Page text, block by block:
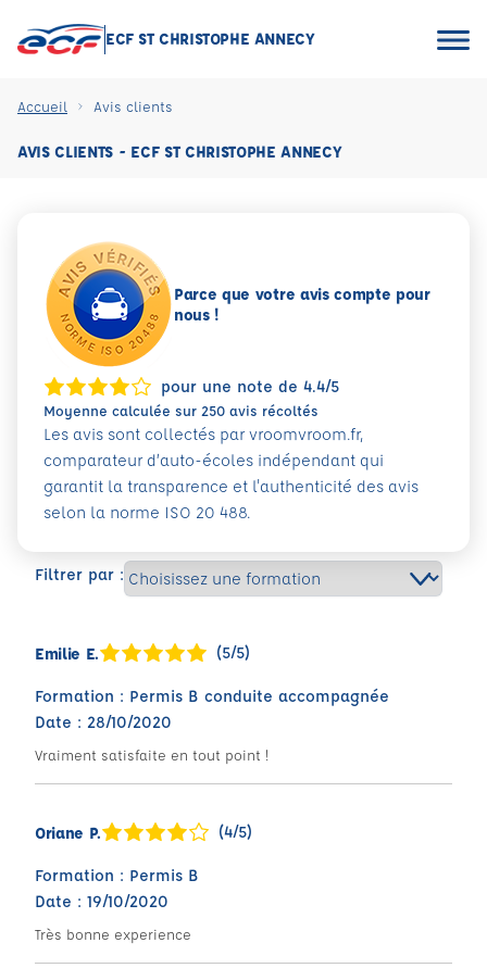
ECF ST CHRISTOPHE ANNECY
Accueil Avis clients
AVIS CLIENTS - ECF ST CHRISTOPHE ANNECY
Filtrer par :
Emilie E. (5/5)
Formation : Permis B conduite accompagnée
Date : 28/10/2020
Vraiment satisfaite en tout point !
Oriane P. (4/5)
Formation : Permis B
Date : 19/10/2020
Très bonne experience
Parce que votre avis compte pour
nous !
pour une note de 4.4/5
Moyenne calculée sur 250 avis récoltés
Les avis sont collectés par vroomvroom.fr,
comparateur d’auto-écoles indépendant qui
garantit la transparence et l'authenticité des avis
selon la norme ISO 20 488.